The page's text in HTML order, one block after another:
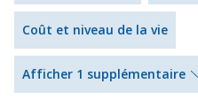
Coût et niveau de la vie
Afficher 1 supplémentaire